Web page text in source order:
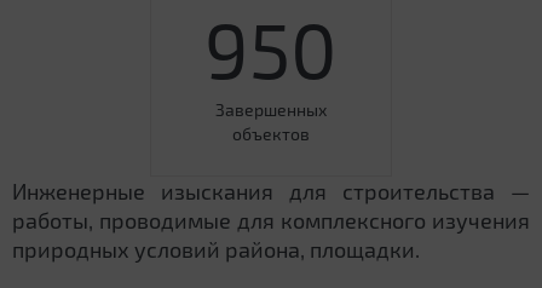
950
Завершенных
объектов
Инженерные изыскания для строительства —
работы, проводимые для комплексного изучения
природных условий района, площадки.